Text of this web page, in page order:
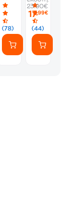
-
Silver
(78) (44)
23.90€
17,99€